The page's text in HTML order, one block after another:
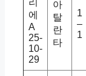
에
A
25-
10-
29
아
탈
란
타
1
–
1